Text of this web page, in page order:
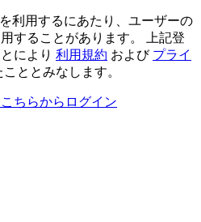
利用するにあたり、ユーザーの
することがあります。 上記登
により 利用規約 および プライ
ととみなします。
ちらからログイン